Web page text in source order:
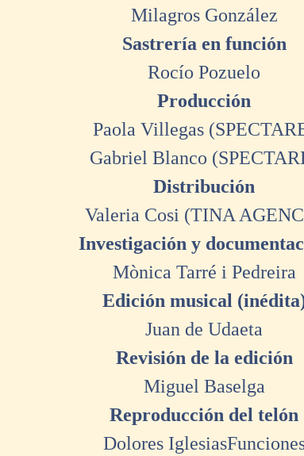
Milagros González
Sastrería en función
Rocío Pozuelo
Producción
Paola Villegas
Gabriel Blanco
Distribución
Valeria Cosi (TINA
Investigación y
Mònica Tarré i Pedreira
Edición musical
Juan de Udaeta
Revisión de la edición
Miguel Baselga
Reproducción del telón
Dolores